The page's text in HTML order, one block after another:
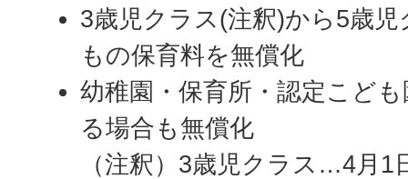
3歳児クラス(注釈)から5歳
もの保育料を無償化
幼稚園・保育所・認定こど
る場合も無償化
（注釈）3歳児クラス…4月1